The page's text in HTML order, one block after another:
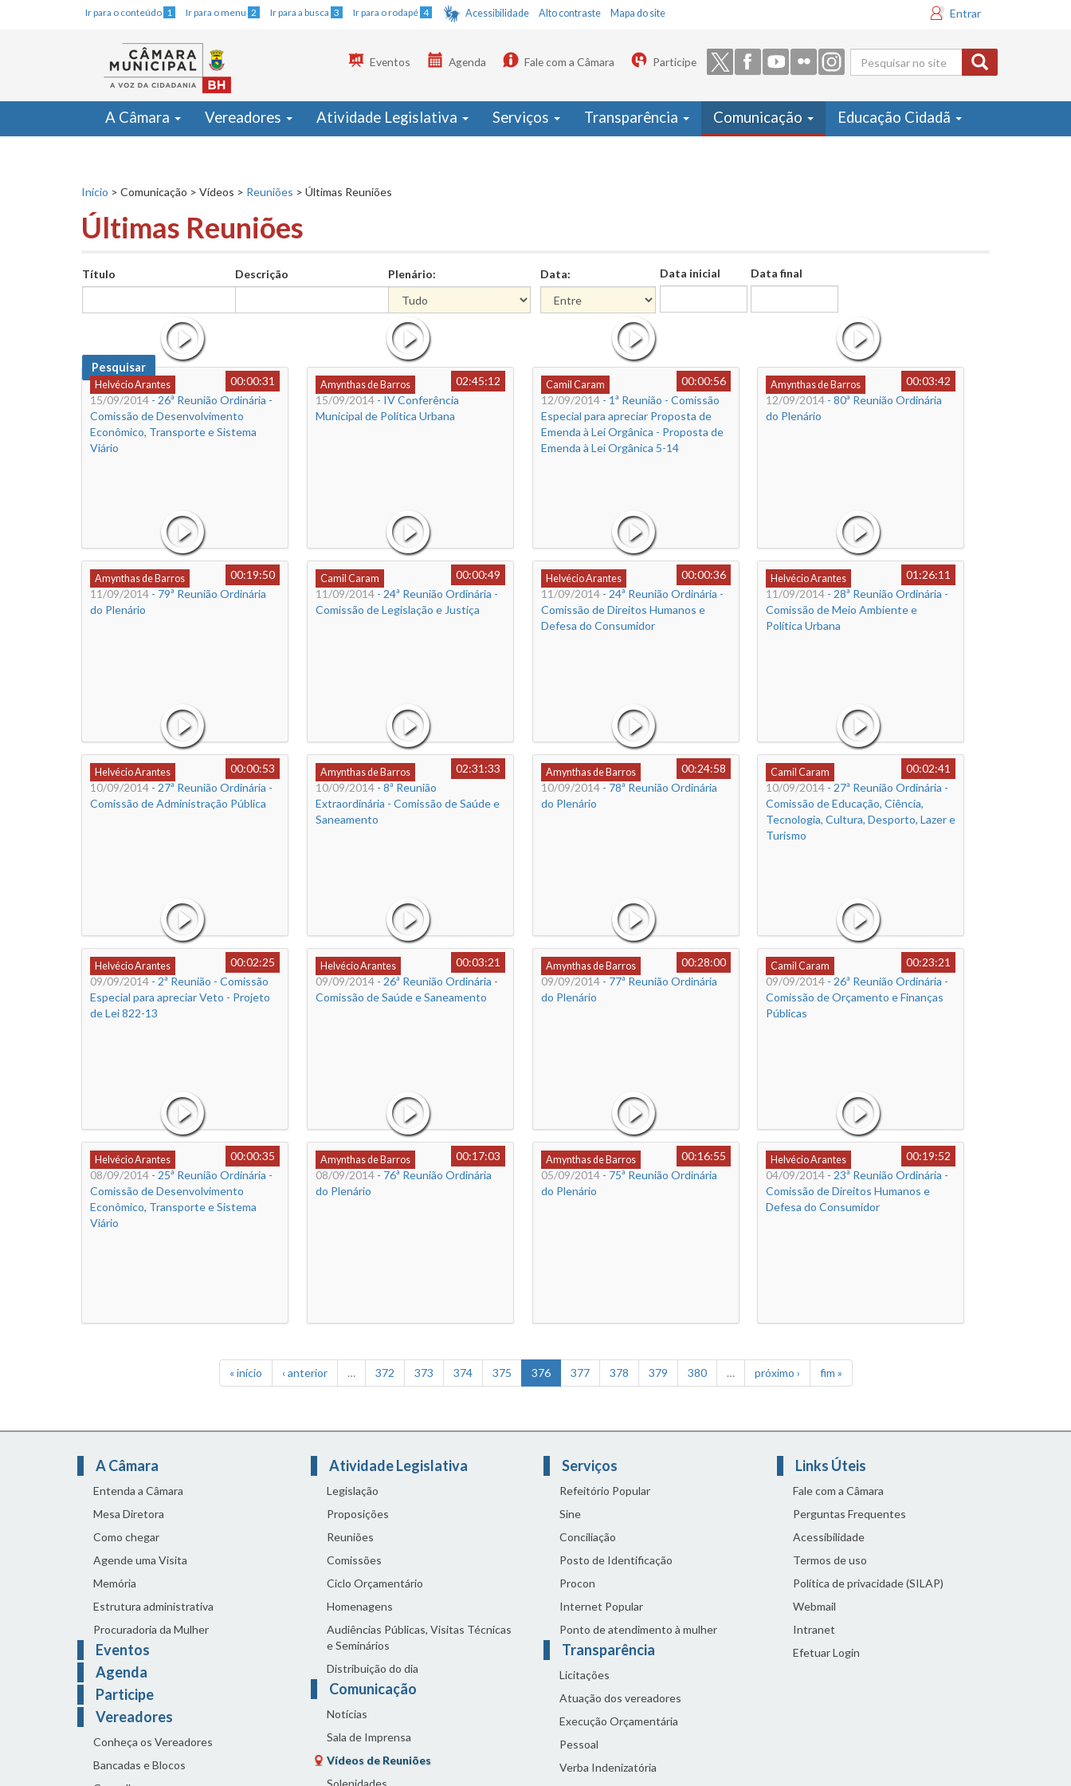
Ir para o conteúdo 1 Ir para o menu 2 Ir para a busca 3 Ir para o rodapé 4 Acessibilidade Alto contraste Mapa do site Entrar
Formulário
de busca
Eventos Agenda Fale com a Câmara Participe
A Câmara Vereadores Atividade Legislativa Serviços Transparência Comunicação Educação Cidadã
Início > Comunicação > Vídeos > Reuniões > Últimas Reuniões
Últimas Reuniões
Título Descrição Plenário: Data: Data inicial Data final
Pesquisar
Helvécio Arantes
00:00:31
15/09/2014 - 26ª Reunião Ordinária -
Comissão de Desenvolvimento
Econômico, Transporte e Sistema
Viário
Amynthas de Barros
02:45:12
15/09/2014- IV Conferência
Municipal de Política Urbana
Camil Caram
00:00:56
12/09/2014- 1ª Reunião - Comissão
Especial para apreciar Proposta de
Emenda à Lei Orgânica - Proposta de
Emenda à Lei Orgânica 5-14
Amynthas de Barros
00:03:42
12/09/2014 - 80ª Reunião Ordinária
do Plenário
Amynthas de Barros
00:19:50
11/09/2014 - 79ª Reunião Ordinária
do Plenário
Camil Caram
00:00:49
11/09/2014- 24ª Reunião Ordinária -
Comissão de Legislação e Justiça
Helvécio Arantes
00:00:36
11/09/2014- 24ª Reunião Ordinária -
Comissão de Direitos Humanos e
Defesa do Consumidor
Helvécio Arantes
01:26:11
11/09/2014 - 28ª Reunião Ordinária -
Comissão de Meio Ambiente e
Política Urbana
Helvécio Arantes
00:00:53
10/09/2014 - 27ª Reunião Ordinária -
Comissão de Administração Pública
Amynthas de Barros
02:31:33
10/09/2014- 8ª Reunião
Extraordinária - Comissão de Saúde e
Saneamento
Amynthas de Barros
00:24:58
10/09/2014- 78ª Reunião Ordinária
do Plenário
Camil Caram
00:02:41
10/09/2014 - 27ª Reunião Ordinária -
Comissão de Educação, Ciência,
Tecnologia, Cultura, Desporto, Lazer e
Turismo
Helvécio Arantes
00:02:25
09/09/2014 - 2ª Reunião - Comissão
Especial para apreciar Veto - Projeto
de Lei 822-13
Helvécio Arantes
00:03:21
09/09/2014- 26ª Reunião Ordinária -
Comissão de Saúde e Saneamento
Amynthas de Barros
00:28:00
09/09/2014- 77ª Reunião Ordinária
do Plenário
Camil Caram
00:23:21
09/09/2014 - 26ª Reunião Ordinária -
Comissão de Orçamento e Finanças
Públicas
Helvécio Arantes
00:00:35
08/09/2014 - 25ª Reunião Ordinária -
Comissão de Desenvolvimento
Econômico, Transporte e Sistema
Viário
Amynthas de Barros
00:17:03
08/09/2014- 76ª Reunião Ordinária
do Plenário
Amynthas de Barros
00:16:55
05/09/2014- 75ª Reunião Ordinária
do Plenário
Helvécio Arantes
00:19:52
04/09/2014 - 23ª Reunião Ordinária -
Comissão de Direitos Humanos e
Defesa do Consumidor
« início ‹ anterior … 372 373 374 375 376 377 378 379 380 … próximo › fim »
A Câmara
Entenda a Câmara
Mesa Diretora
Como chegar
Agende uma Visita
Memória
Estrutura administrativa
Procuradoria da Mulher
Eventos
Agenda
Participe
Vereadores
Conheça os Vereadores
Bancadas e Blocos
Atividade Legislativa
Legislação
Proposições
Reuniões
Comissões
Ciclo Orçamentário
Homenagens
Audiências Públicas, Visitas Técnicas
e Seminários
Distribuição do dia
Comunicação
Notícias
Sala de Imprensa
Vídeos de Reuniões
Solenidades
Serviços
Refeitório Popular
Sine
Conciliação
Posto de Identificação
Procon
Internet Popular
Ponto de atendimento à mulher
Transparência
Licitações
Atuação dos vereadores
Execução Orçamentária
Pessoal
Verba Indenizatória
Links Úteis
Fale com a Câmara
Perguntas Frequentes
Acessibilidade
Termos de uso
Política de privacidade (SILAP)
Webmail
Intranet
Efetuar Login